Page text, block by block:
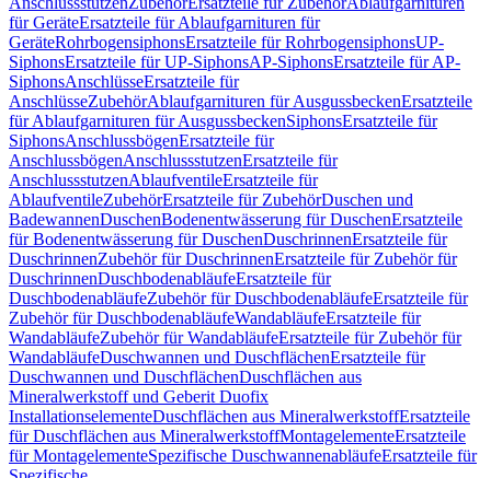
für GeräteErsatzteile für Ablaufgarnituren für
GeräteRohrbogensiphonsErsatzteile für RohrbogensiphonsUP-
SiphonsErsatzteile für UP-SiphonsAP-SiphonsErsatzteile für AP-
SiphonsAnschlüsseErsatzteile für
AnschlüsseZubehörAblaufgarnituren für AusgussbeckenErsatzteile
für Ablaufgarnituren für AusgussbeckenSiphonsErsatzteile für
SiphonsAnschlussbögenErsatzteile für
AnschlussbögenAnschlussstutzenErsatzteile für
AnschlussstutzenAblaufventileErsatzteile für
AblaufventileZubehörErsatzteile für ZubehörDuschen und
BadewannenDuschenBodenentwässerung für DuschenErsatzteile
für Bodenentwässerung für DuschenDuschrinnenErsatzteile für
DuschrinnenZubehör für DuschrinnenErsatzteile für Zubehör für
DuschrinnenDuschbodenabläufeErsatzteile für
DuschbodenabläufeZubehör für DuschbodenabläufeErsatzteile für
Zubehör für DuschbodenabläufeWandabläufeErsatzteile für
WandabläufeZubehör für WandabläufeErsatzteile für Zubehör für
WandabläufeDuschwannen und DuschflächenErsatzteile für
Duschwannen und DuschflächenDuschflächen aus
Mineralwerkstoff und Geberit Duofix
InstallationselementeDuschflächen aus MineralwerkstoffErsatzteile
für Duschflächen aus MineralwerkstoffMontagelementeErsatzteile
für MontagelementeSpezifische DuschwannenabläufeErsatzteile für